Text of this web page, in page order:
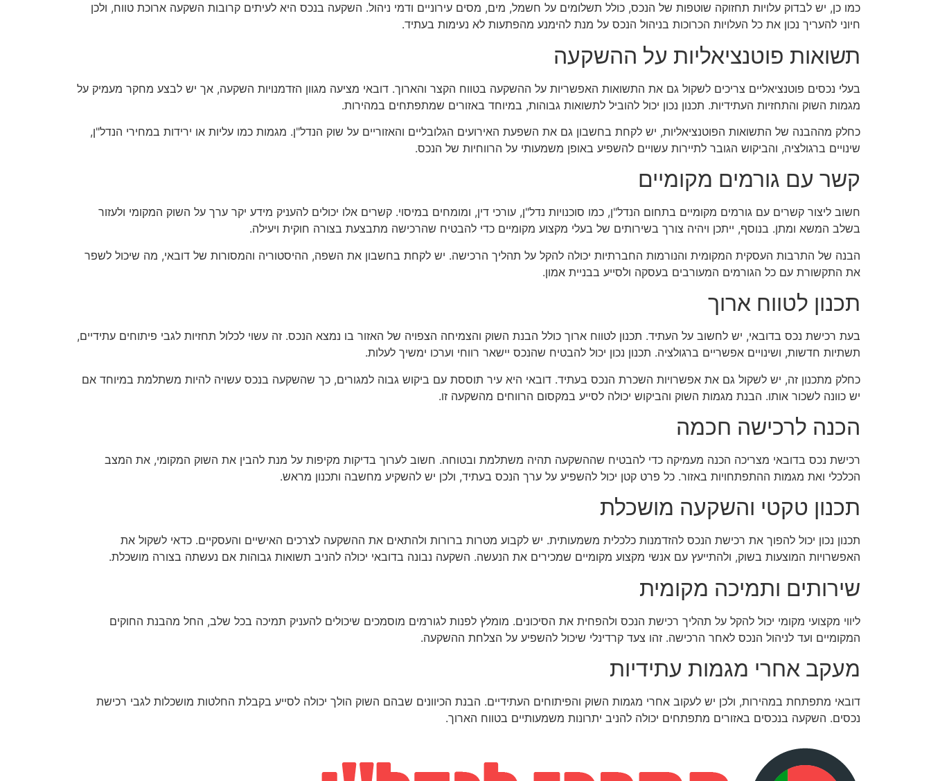
כמו כן, יש לבדוק עלויות תחזוקה שוטפות של הנכס, כולל תשלומים על חשמל, מים, מסים עירוניים ודמי ניהול. השקעה בנכס היא לעיתים קרובות השקעה ארוכת טווח, ולכן
חיוני להעריך נכון את כל העלויות הכרוכות בניהול הנכס על מנת להימנע מהפתעות לא נעימות בעתיד.
תשואות פוטנציאליות על ההשקעה
בעלי נכסים פוטנציאליים צריכים לשקול גם את התשואות האפשריות על ההשקעה בטווח הקצר והארוך. דובאי מציעה מגוון הזדמנויות השקעה, אך יש לבצע מחקר מעמיק על
מגמות השוק והתחזיות העתידיות. תכנון נכון יכול להוביל לתשואות גבוהות, במיוחד באזורים שמתפתחים במהירות.
כחלק מההבנה של התשואות הפוטנציאליות, יש לקחת בחשבון גם את השפעת האירועים הגלובליים והאזוריים על שוק הנדל"ן. מגמות כמו עליות או ירידות במחירי הנדל"ן,
שינויים ברגולציה, והביקוש הגובר לתיירות עשויים להשפיע באופן משמעותי על הרווחיות של הנכס.
קשר עם גורמים מקומיים
חשוב ליצור קשרים עם גורמים מקומיים בתחום הנדל"ן, כמו סוכנויות נדל"ן, עורכי דין, ומומחים במיסוי. קשרים אלו יכולים להעניק מידע יקר ערך על השוק המקומי ולעזור
בשלב המשא ומתן. בנוסף, ייתכן ויהיה צורך בשירותים של בעלי מקצוע מקומיים כדי להבטיח שהרכישה מתבצעת בצורה חוקית ויעילה.
הבנה של התרבות העסקית המקומית והנורמות החברתיות יכולה להקל על תהליך הרכישה. יש לקחת בחשבון את השפה, ההיסטוריה והמסורות של דובאי, מה שיכול לשפר
את התקשורת עם כל הגורמים המעורבים בעסקה ולסייע בבניית אמון.
תכנון לטווח ארוך
בעת רכישת נכס בדובאי, יש לחשוב על העתיד. תכנון לטווח ארוך כולל הבנת השוק והצמיחה הצפויה של האזור בו נמצא הנכס. זה עשוי לכלול תחזיות לגבי פיתוחים עתידיים,
תשתיות חדשות, ושינויים אפשריים ברגולציה. תכנון נכון יכול להבטיח שהנכס יישאר רווחי וערכו ימשיך לעלות.
כחלק מתכנון זה, יש לשקול גם את אפשרויות השכרת הנכס בעתיד. דובאי היא עיר תוססת עם ביקוש גבוה למגורים, כך שהשקעה בנכס עשויה להיות משתלמת במיוחד אם
יש כוונה לשכור אותו. הבנת מגמות השוק והביקוש יכולה לסייע במקסום הרווחים מהשקעה זו.
הכנה לרכישה חכמה
רכישת נכס בדובאי מצריכה הכנה מעמיקה כדי להבטיח שההשקעה תהיה משתלמת ובטוחה. חשוב לערוך בדיקות מקיפות על מנת להבין את השוק המקומי, את המצב
הכלכלי ואת מגמות ההתפתחויות באזור. כל פרט קטן יכול להשפיע על ערך הנכס בעתיד, ולכן יש להשקיע מחשבה ותכנון מראש.
תכנון טקטי והשקעה מושכלת
תכנון נכון יכול להפוך את רכישת הנכס להזדמנות כלכלית משמעותית. יש לקבוע מטרות ברורות ולהתאים את ההשקעה לצרכים האישיים והעסקיים. כדאי לשקול את
האפשרויות המוצעות בשוק, ולהתייעץ עם אנשי מקצוע מקומיים שמכירים את הנעשה. השקעה נבונה בדובאי יכולה להניב תשואות גבוהות אם נעשתה בצורה מושכלת.
שירותים ותמיכה מקומית
ליווי מקצועי מקומי יכול להקל על תהליך רכישת הנכס ולהפחית את הסיכונים. מומלץ לפנות לגורמים מוסמכים שיכולים להעניק תמיכה בכל שלב, החל מהבנת החוקים
המקומיים ועד לניהול הנכס לאחר הרכישה. זהו צעד קרדינלי שיכול להשפיע על הצלחת ההשקעה.
מעקב אחרי מגמות עתידיות
דובאי מתפתחת במהירות, ולכן יש לעקוב אחרי מגמות השוק והפיתוחים העתידיים. הבנת הכיוונים שבהם השוק הולך יכולה לסייע בקבלת החלטות מושכלות לגבי רכישת
נכסים. השקעה בנכסים באזורים מתפתחים יכולה להניב יתרונות משמעותיים בטווח הארוך.